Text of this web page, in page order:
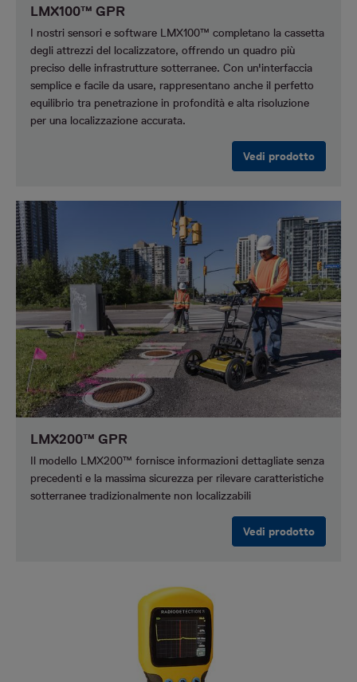
LMX100™ GPR
I nostri sensori e software LMX100™ completano la cassetta
degli attrezzi del localizzatore, offrendo un quadro più
preciso delle infrastrutture sotterranee. Con un'interfaccia
semplice e facile da usare, rappresentano anche il perfetto
equilibrio tra penetrazione in profondità e alta risoluzione
per una localizzazione accurata.
Vedi prodotto
LMX200™ GPR
Il modello LMX200™ fornisce informazioni dettagliate senza
precedenti e la massima sicurezza per rilevare caratteristiche
sotterranee tradizionalmente non localizzabili
Vedi prodotto